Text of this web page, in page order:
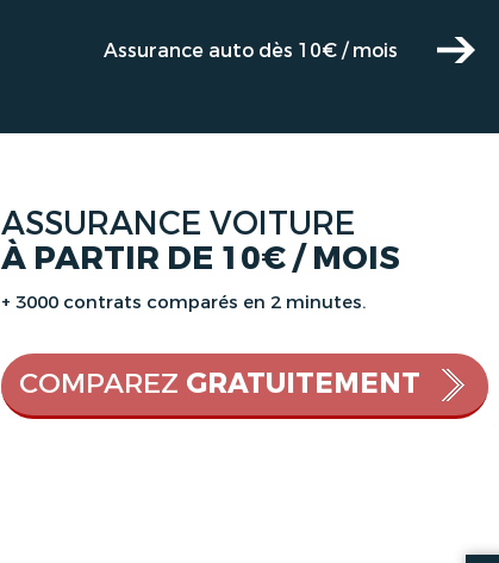
Assurance auto dès 10€ / mois
ASSURANCE VOITURE
À PARTIR DE 10€ / MOIS
+ 3000 contrats comparés en 2 minutes.
COMPAREZ GRATUITEMENT